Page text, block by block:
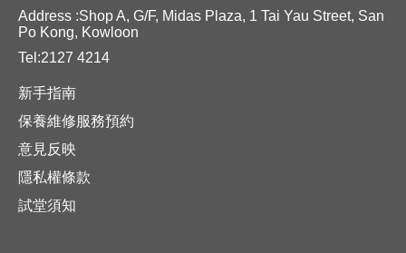
Address :Shop A, G/F, Midas Plaza, 1 Tai Yau Street, San
Po Kong, Kowloon
Tel:2127 4214
新手指南
保養維修服務預約
意見反映
隱私權條款
試堂須知